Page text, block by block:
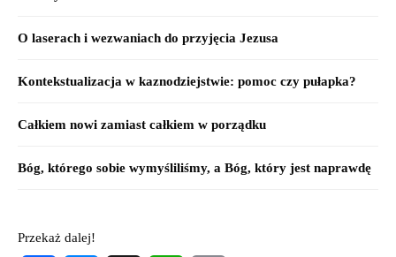
O laserach i wezwaniach do przyjęcia Jezusa
Kontekstualizacja w kaznodziejstwie: pomoc czy pułapka?
Całkiem nowi zamiast całkiem w porządku
Bóg, którego sobie wymyśliliśmy, a Bóg, który jest naprawdę
Przekaż dalej!